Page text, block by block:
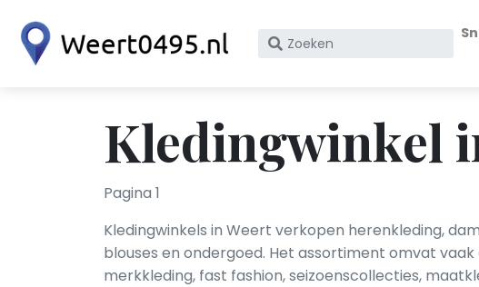
Zoek
KvK
nummer
Kledingwinkel
Pagina 1
Kledingwinkels in Weert verkopen herenkleding,
blouses en ondergoed. Het assortiment omvat
merkkleding, fast fashion, seizoenscollecties,